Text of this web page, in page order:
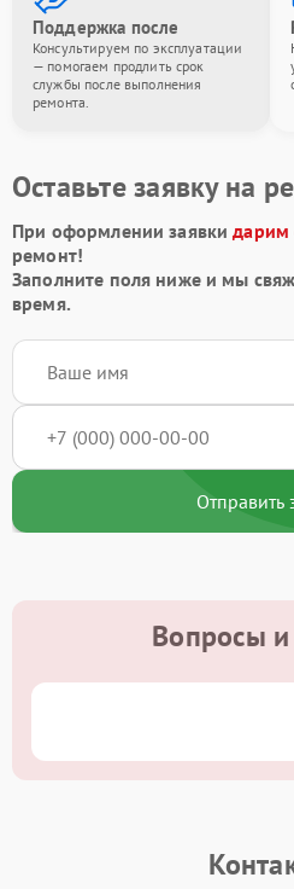
Поддержка после
Консультируем по эксплуатации
— помогаем продлить срок
службы после выполнения
ремонта.
Оставьте заявку на
При оформлении заявкидарим
ремонт!
Заполните поля ниже и мы
время.
Отправить
Вопросы